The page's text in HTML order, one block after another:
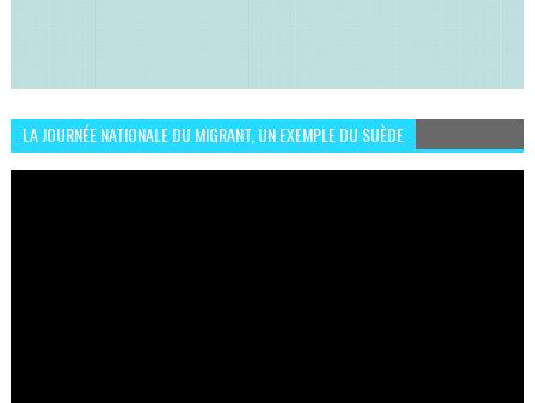
LA JOURNÉE NATIONALE DU MIGRANT, UN EXEMPLE DU SUÈDE